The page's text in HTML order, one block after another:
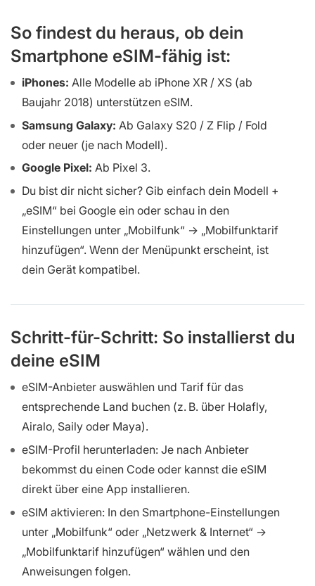
So findest du heraus, ob dein
Smartphone eSIM-fähig ist:
iPhones: Alle Modelle ab iPhone XR / XS (ab
Baujahr 2018) unterstützen eSIM.
Samsung Galaxy: Ab Galaxy S20 / Z Flip / Fold
oder neuer (je nach Modell).
Google Pixel: Ab Pixel 3.
Du bist dir nicht sicher? Gib einfach dein Modell +
„eSIM“ bei Google ein oder schau in den
Einstellungen unter „Mobilfunk“ → „Mobilfunktarif
hinzufügen“. Wenn der Menüpunkt erscheint, ist
dein Gerät kompatibel.
Schritt-für-Schritt: So installierst du
deine eSIM
eSIM-Anbieter auswählen und Tarif für das
entsprechende Land buchen (z. B. über Holafly,
Airalo, Saily oder Maya).
eSIM-Profil herunterladen: Je nach Anbieter
bekommst du einen Code oder kannst die eSIM
direkt über eine App installieren.
eSIM aktivieren: In den Smartphone-Einstellungen
unter „Mobilfunk“ oder „Netzwerk & Internet“ →
„Mobilfunktarif hinzufügen“ wählen und den
Anweisungen folgen.